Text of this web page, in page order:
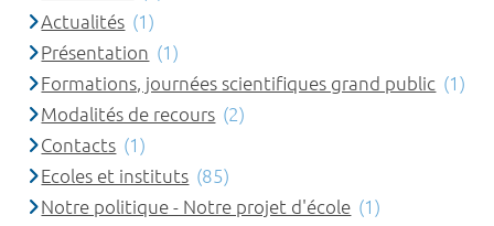
Actualités (1)
Présentation (1)
Formations, journées scientifiques grand public (1)
Modalités de recours (2)
Contacts (1)
Ecoles et instituts (85)
Notre politique - Notre projet d'école (1)